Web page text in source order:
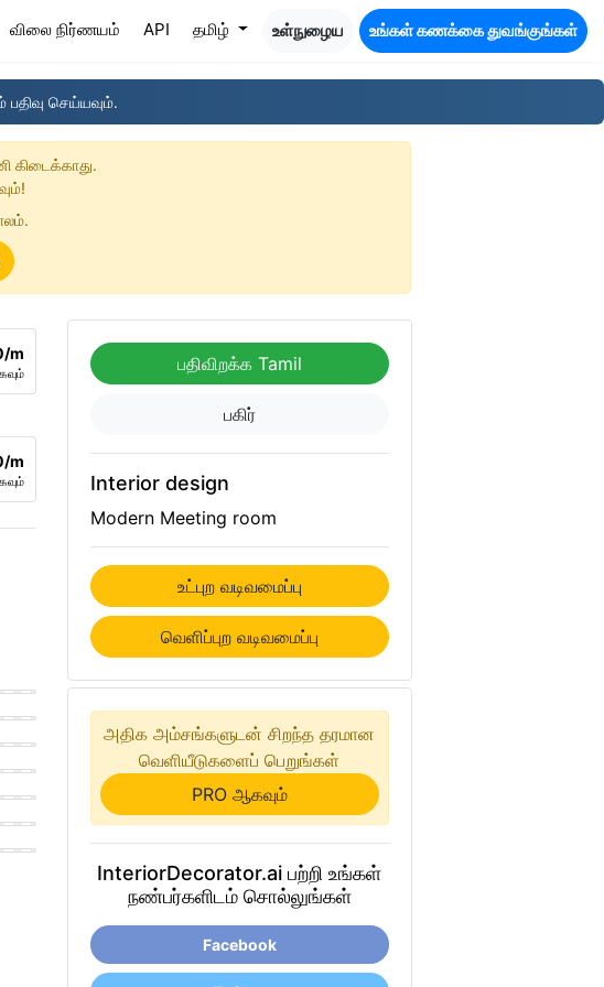
விலை நிர்ணயம் API தமிழ் உள்நுழைய உங்கள் கணக்கை துவங்குங்கள்
செய்யவும்.
கிடைக்காது.
m
m
பதிவிறக்க Tamil
பகிர்
Interior design
Modern Meeting room
உட்புற வடிவமைப்பு
வெளிப்புற வடிவமைப்பு
அதிக அம்சங்களுடன் சிறந்த தரமான
வெளியீடுகளைப் பெறுங்கள்
PRO ஆகவும்
InteriorDecorator.ai பற்றி உங்கள்
நண்பர்களிடம் சொல்லுங்கள்
Facebook